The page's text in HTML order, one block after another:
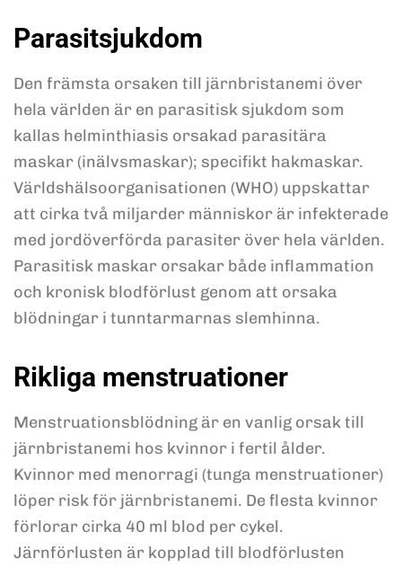
Parasitsjukdom
Den främsta orsaken till järnbristanemi över
hela världen är en parasitisk sjukdom som
kallas helminthiasis orsakad parasitära
maskar (inälvsmaskar); specifikt hakmaskar.
Världshälsoorganisationen (WHO) uppskattar
att cirka två miljarder människor är infekterade
med jordöverförda parasiter över hela världen.
Parasitisk maskar orsakar både inflammation
och kronisk blodförlust genom att orsaka
blödningar i tunntarmarnas slemhinna.
Rikliga menstruationer
Menstruationsblödning är en vanlig orsak till
järnbristanemi hos kvinnor i fertil ålder.
Kvinnor med menorragi (tunga menstruationer)
löper risk för järnbristanemi. De flesta kvinnor
förlorar cirka 40 ml blod per cykel.
Järnförlusten är kopplad till blodförlusten